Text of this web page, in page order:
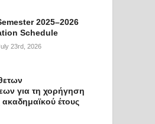
2025–2026
Schedule
23rd, 2026
για τη χορήγηση
έτους